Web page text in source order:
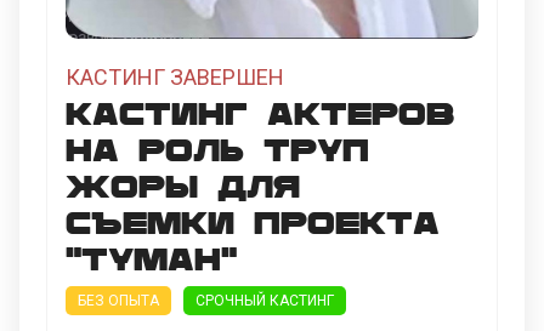
КАСТИНГ ЗАВЕРШЕН
Кастинг актеров
на роль труп
Жоры для
съемки проекта
"Туман"
БЕЗ ОПЫТА СРОЧНЫЙ КАСТИНГ